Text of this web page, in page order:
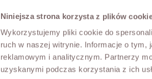
Niniejsza strona korzysta z plików
Wykorzystujemy pliki cookie do
ruch w naszej witrynie. Informacje o tym,
reklamowym i analitycznym. Partnerzy
uzyskanymi podczas korzystania z ich